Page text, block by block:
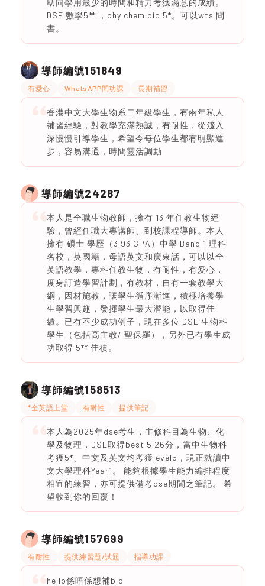
助同學用最少的時間和精力考獲滿意的成績。
DSE 數學5** ，phy chem bio 5*。可以wts 問
書。
導師編號151849
有愛心 WhatsAPP問功課 長期補習
香港中文大學生物系二年級學生，有兩年私人
補習經驗，對教學充滿熱誠，有耐性，從淺入
深慢慢引導學生，希望令每位學生都有明顯進
步，容易溝通，時間靈活調動
導師編號24287
本人是全職生物教師，擁有 13 年任教生物經
驗，曾經任職大專講師、到校課程導師。本人
擁有 碩士 學歷（3.93 GPA）中學 Band 1 理科
名校，英國籍，母語英文和廣東話，可以以全
英語教學，專科任教生物，有耐性，有愛心，
度身訂造學習計劃，有教材，自有一套教學大
綱，因材施教，讓學生循序漸進，積極培養學
生學習興趣，發揮學生最大潛能，以取得佳
績。已有不少成功例子，現在多位 DSE 生物科
學生（包括高主教/ 聖保羅），另外已有學生成
功取得 5** 佳積。
導師編號158513
*全英語上堂 有耐性 提供筆記
本人為2025年dse考生，主修科目為生物、化
學及物理，DSE取得best 5 26分，當中生物科
考獲5*、中文及英文均考獲level5，現正就讀中
文大學理科Year1。 能夠根據學生能力編排程度
相宜的練習，亦可提供備考dse期間之筆記。 希
望收到你的回覆！
導師編號157699
有耐性 提供練習題/試題 指導功課
hello係唔係想補bio